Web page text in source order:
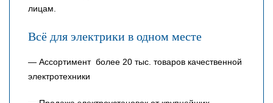
лицам.
Всё для электрики в одном месте
— Ассортимент более 20 тыс. товаров качественной
электротехники